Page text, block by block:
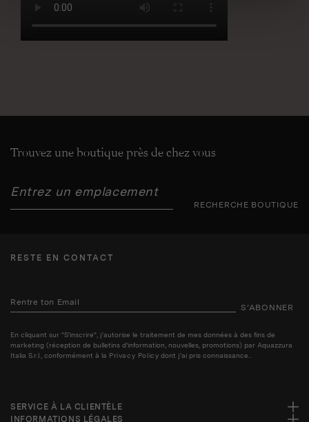
Trouvez une boutique près de chez vous
RECHERCHE BOUTIQUE
RESTE EN CONTACT
S’ABONNER
En cliquant sur "S'inscrire", j'autorise le traitement de mes données à des fins de
marketing (réception de bulletins d'information, nouvelles, promotions) par Aquazzura
Italia S.r.l., conformément à la Privacy Policy dont j'ai pris connaissance..
SERVICE À LA CLIENTÈLE
INFORMATIONS LÉGALES